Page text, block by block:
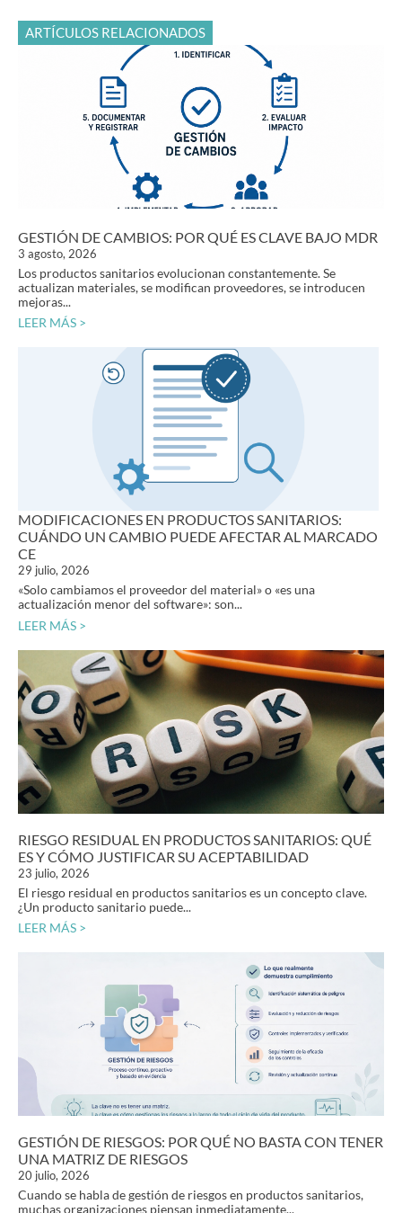
ARTÍCULOS RELACIONADOS
GESTIÓN DE CAMBIOS: POR QUÉ ES CLAVE BAJO MDR
3 agosto, 2026
Los productos sanitarios evolucionan constantemente. Se
actualizan materiales, se modifican proveedores, se introducen
mejoras...
LEER MÁS >
MODIFICACIONES EN PRODUCTOS SANITARIOS:
CUÁNDO UN CAMBIO PUEDE AFECTAR AL MARCADO
CE
29 julio, 2026
«Solo cambiamos el proveedor del material» o «es una
actualización menor del software»: son...
LEER MÁS >
RIESGO RESIDUAL EN PRODUCTOS SANITARIOS: QUÉ
ES Y CÓMO JUSTIFICAR SU ACEPTABILIDAD
23 julio, 2026
El riesgo residual en productos sanitarios es un concepto clave.
¿Un producto sanitario puede...
LEER MÁS >
GESTIÓN DE RIESGOS: POR QUÉ NO BASTA CON TENER
UNA MATRIZ DE RIESGOS
20 julio, 2026
Cuando se habla de gestión de riesgos en productos sanitarios,
muchas organizaciones piensan inmediatamente...